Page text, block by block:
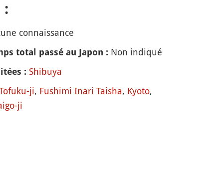
:
connaissance
total passé au Japon : Non indiqué
: Shibuya
ji, Fushimi Inari Taisha, Kyoto,
ji